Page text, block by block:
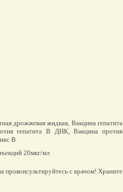
дрожжевая жидкая, Вакцина гепатита
гепатита В ДНК, Вакцина против
В
20мкг/мл
проконсультируйтесь с врачом! Храните